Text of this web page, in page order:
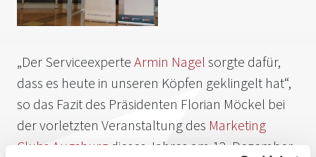
„Der Serviceexperte Armin Nagel sorgte dafür,
dass es heute in unseren Köpfen geklingelt hat“,
so das Fazit des Präsidenten Florian Möckel bei
der vorletzten Veranstaltung des Marketing
Clubs Augsburg dieses Jahres am 12. Dezember